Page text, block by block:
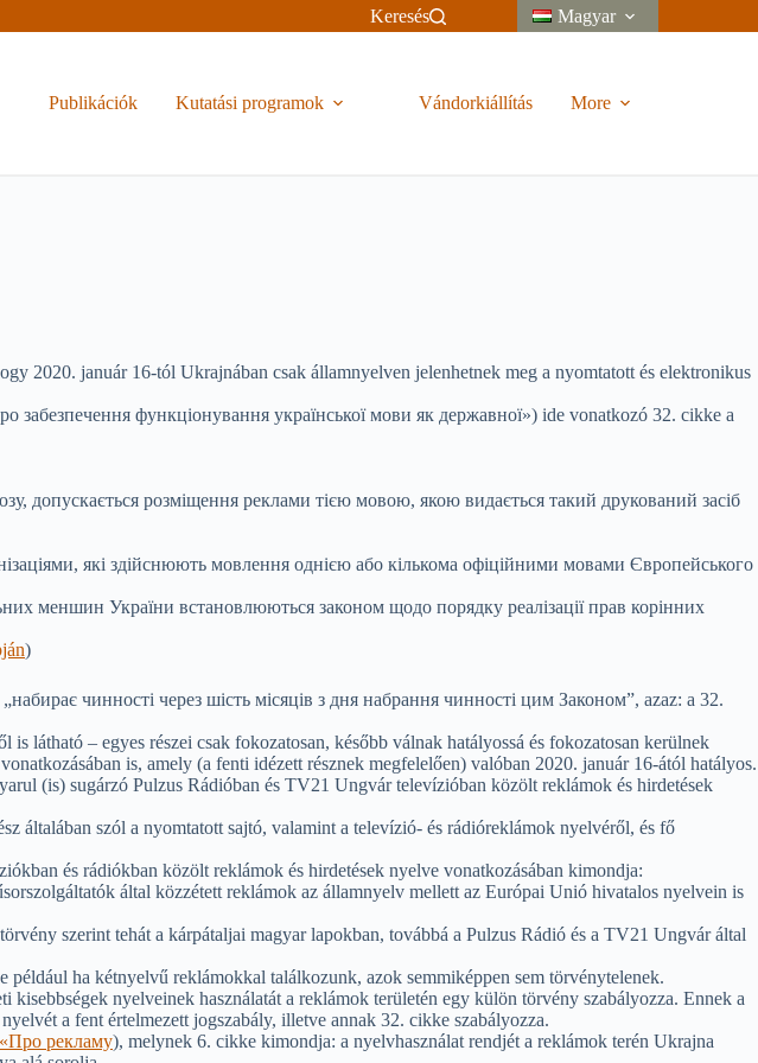
Keresés Magyar
Publikációk Kutatási programok Vándorkiállítás More
2020. január 16-tól Ukrajnában csak államnyelven jelenhetnek meg a nyomtatott és elektronikus
функціонування української мови як державної») ide vonatkozó 32. cikke a
допускається розміщення реклами тією мовою, якою видається такий друкований засіб
які здійснюють мовлення однією або кількома офіційними мовами Європейського
меншин України встановлюються законом щодо порядку реалізації прав корінних
)
чинності через шість місяців з дня набрання чинності цим Законом”, azaz: a 32.
látható – egyes részei csak fokozatosan, később válnak hatályossá és fokozatosan kerülnek
is, amely (a fenti idézett résznek megfelelően) valóban 2020. január 16-ától hatályos.
(is) sugárzó Pulzus Rádióban és TV21 Ungvár televízióban közölt reklámok és hirdetések
általában szól a nyomtatott sajtó, valamint a televízió- és rádióreklámok nyelvéről, és fő
és rádiókban közölt reklámok és hirdetések nyelve vonatkozásában kimondja:
által közzétett reklámok az államnyelv mellett az Európai Unió hivatalos nyelvein is
szerint tehát a kárpátaljai magyar lapokban, továbbá a Pulzus Rádió és a TV21 Ungvár által
ha kétnyelvű reklámokkal találkozunk, azok semmiképpen sem törvénytelenek.
nyelveinek használatát a reklámok területén egy külön törvény szabályozza. Ennek a
a fent értelmezett jogszabály, illetve annak 32. cikke szabályozza.
рекламу), melynek 6. cikke kimondja: a nyelvhasználat rendjét a reklámok terén Ukrajna